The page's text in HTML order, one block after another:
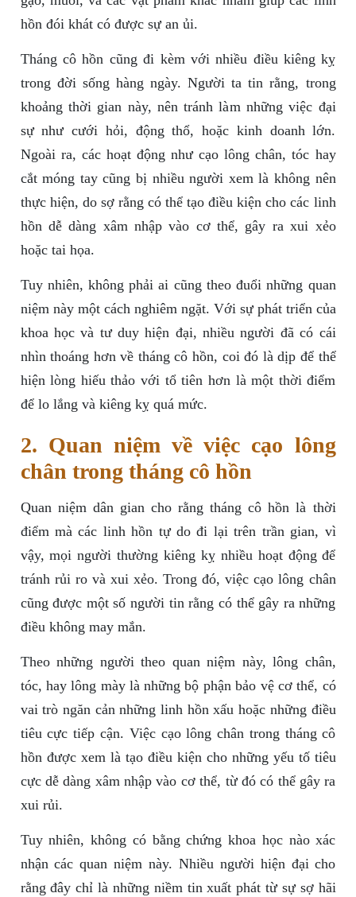
hồn đói khát có được sự an ủi.
Tháng cô hồn cũng đi kèm với nhiều điều kiêng kỵ
trong đời sống hàng ngày. Người ta tin rằng, trong
khoảng thời gian này, nên tránh làm những việc đại
sự như cưới hỏi, động thổ, hoặc kinh doanh lớn.
Ngoài ra, các hoạt động như cạo lông chân, tóc hay
cắt móng tay cũng bị nhiều người xem là không nên
thực hiện, do sợ rằng có thể tạo điều kiện cho các linh
hồn dễ dàng xâm nhập vào cơ thể, gây ra xui xẻo
hoặc tai họa.
Tuy nhiên, không phải ai cũng theo đuổi những quan
niệm này một cách nghiêm ngặt. Với sự phát triển của
khoa học và tư duy hiện đại, nhiều người đã có cái
nhìn thoáng hơn về tháng cô hồn, coi đó là dịp để thể
hiện lòng hiếu thảo với tổ tiên hơn là một thời điểm
để lo lắng và kiêng kỵ quá mức.
2. Quan niệm về việc cạo lông
chân trong tháng cô hồn
Quan niệm dân gian cho rằng tháng cô hồn là thời
điểm mà các linh hồn tự do đi lại trên trần gian, vì
vậy, mọi người thường kiêng kỵ nhiều hoạt động để
tránh rủi ro và xui xẻo. Trong đó, việc cạo lông chân
cũng được một số người tin rằng có thể gây ra những
điều không may mắn.
Theo những người theo quan niệm này, lông chân,
tóc, hay lông mày là những bộ phận bảo vệ cơ thể, có
vai trò ngăn cản những linh hồn xấu hoặc những điều
tiêu cực tiếp cận. Việc cạo lông chân trong tháng cô
hồn được xem là tạo điều kiện cho những yếu tố tiêu
cực dễ dàng xâm nhập vào cơ thể, từ đó có thể gây ra
xui rủi.
Tuy nhiên, không có bằng chứng khoa học nào xác
nhận các quan niệm này. Nhiều người hiện đại cho
rằng đây chỉ là những niềm tin xuất phát từ sự sợ hãi